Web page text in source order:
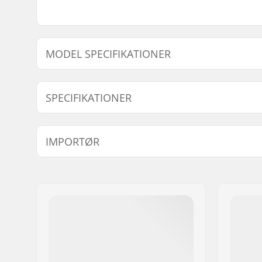
MODEL SPECIFIKATIONER
7/8"
SPECIFIKATIONER
Antal per pakke: 8
IMPORTØR